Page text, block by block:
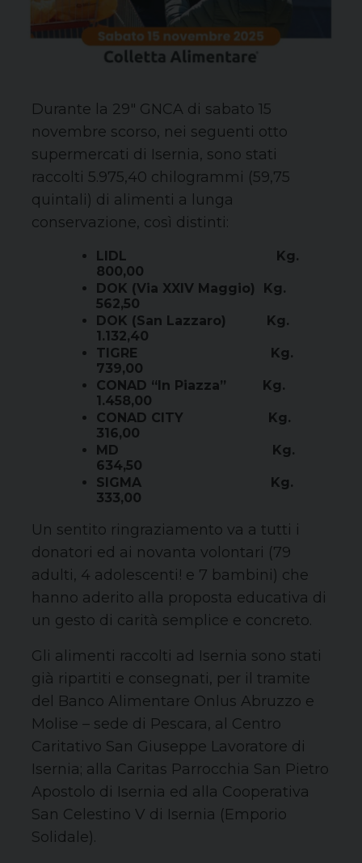
Durante la 29″ GNCA di sabato 15
novembre scorso, nei seguenti otto
supermercati di Isernia, sono stati
raccolti 5.975,40 chilogrammi (59,75
quintali) di alimenti a lunga
conservazione, così distinti:
LIDL Kg.
800,00
DOK (Via XXIV Maggio) Kg.
562,50
DOK (San Lazzaro) Kg.
1.132,40
TIGRE Kg.
739,00
CONAD “In Piazza” Kg.
1.458,00
CONAD CITY Kg.
316,00
MD Kg.
634,50
SIGMA Kg.
333,00
Un sentito ringraziamento va a tutti i
donatori ed ai novanta volontari (79
adulti, 4 adolescenti! e 7 bambini) che
hanno aderito alla proposta educativa di
un gesto di carità semplice e concreto.
Gli alimenti raccolti ad Isernia sono stati
già ripartiti e consegnati, per il tramite
del Banco Alimentare Onlus Abruzzo e
Molise – sede di Pescara, al Centro
Caritativo San Giuseppe Lavoratore di
Isernia; alla Caritas Parrocchia San Pietro
Apostolo di Isernia ed alla Cooperativa
San Celestino V di Isernia (Emporio
Solidale).